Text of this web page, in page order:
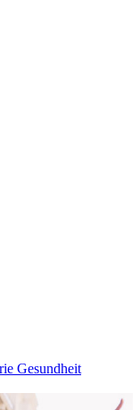
Gesundheit